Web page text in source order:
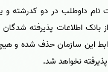
نام داوطلب در دو کدرشته و
بانک اطلاعات پذیرفته
این سازمان حذف شده و
نخواهد شد.